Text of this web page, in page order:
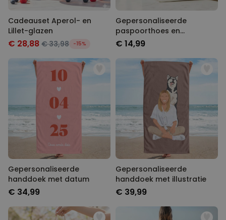
Cadeauset Aperol- en
Lillet-glazen
€ 28,88 € 33,98 -15%
Gepersonaliseerde
paspoorthoes en
kofferlabel met tekst
€ 14,99
Gepersonaliseerde
handdoek met datum
€ 34,99
Gepersonaliseerde
handdoek met illustratie
€ 39,99